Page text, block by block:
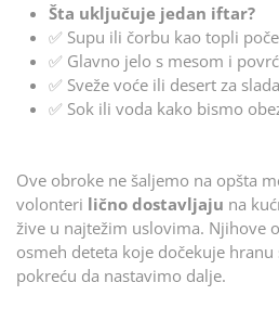
Šta uključuje jedan iftar?
✅ Supu ili čorbu kao topli
✅ Glavno jelo s mesom i
✅ Sveže voće ili desert za
✅ Sok ili voda kako bismo
Ove obroke ne šaljemo na opšta
volonteri lično dostavljaju na
žive u najtežim uslovima. Njihove
osmeh deteta koje dočekuje
pokreću da nastavimo dalje.